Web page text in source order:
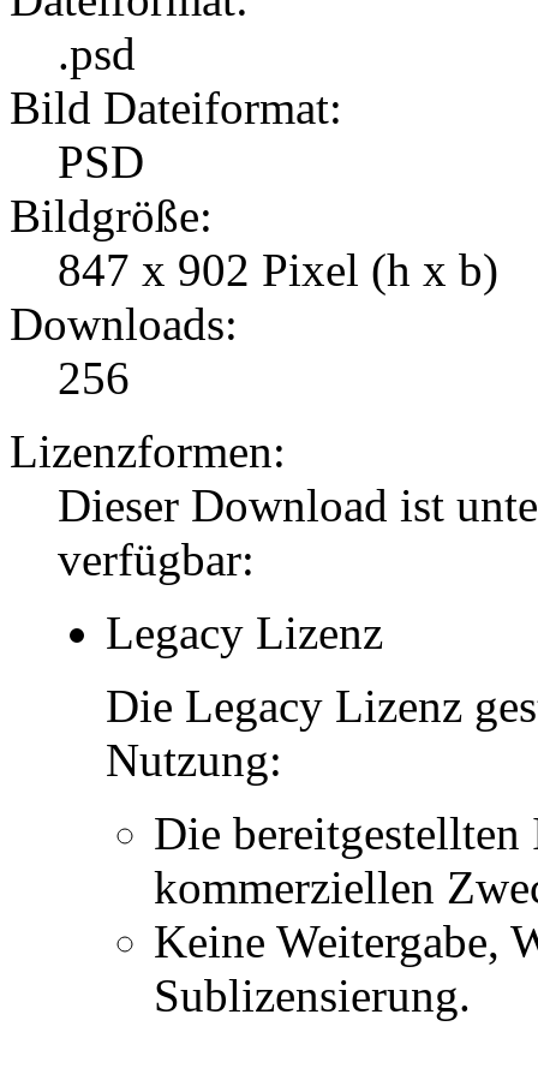
.psd
Bild Dateiformat:
PSD
Bildgröße:
847 x 902 Pixel (h x b)
Downloads:
256
Lizenzformen:
Dieser Download ist
verfügbar:
Legacy Lizenz
Die Legacy Lizenz
Nutzung:
Die
kommerziellen
Keine Weitergabe,
Sublizensierung.